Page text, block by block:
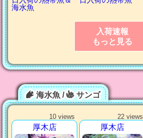
海水魚
入荷速報
もっと見る
海水魚 / サンゴ
10 views
厚木店
22 views
厚木店